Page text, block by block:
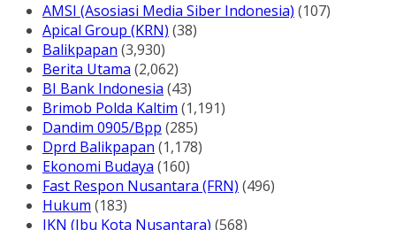
AMSI (Asosiasi Media Siber Indonesia) (107)
Apical Group (KRN) (38)
Balikpapan (3,930)
Berita Utama (2,062)
BI Bank Indonesia (43)
Brimob Polda Kaltim (1,191)
Dandim 0905/Bpp (285)
Dprd Balikpapan (1,178)
Ekonomi Budaya (160)
Fast Respon Nusantara (FRN) (496)
Hukum (183)
IKN (Ibu Kota Nusantara) (568)